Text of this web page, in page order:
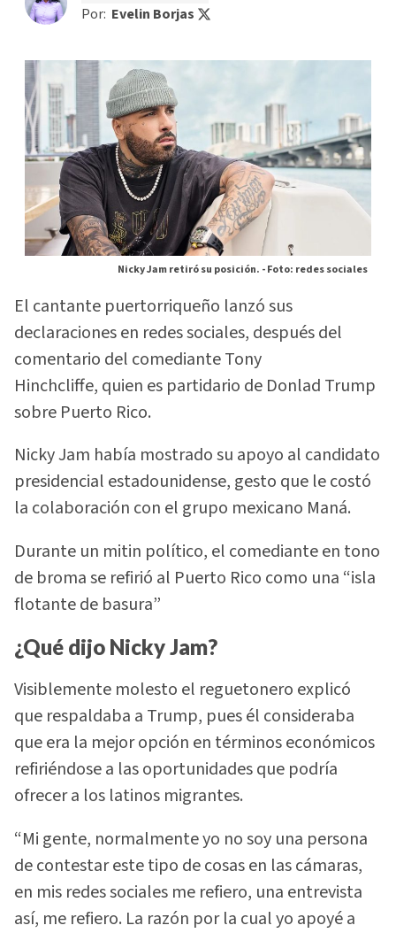
Por: Evelin Borjas
Nicky Jam retiró su posición. -Foto: redes sociales
El cantante puertorriqueño lanzó sus
declaraciones en redes sociales, después del
comentario del comediante Tony
Hinchcliffe, quien es partidario de Donlad Trump
sobre Puerto Rico.
Nicky Jam había mostrado su apoyo al candidato
presidencial estadounidense, gesto que le costó
la colaboración con el grupo mexicano Maná.
Durante un mitin político, el comediante en tono
de broma se refirió al Puerto Rico como una “isla
flotante de basura”
¿Qué dijo Nicky Jam?
Visiblemente molesto el reguetonero explicó
que respaldaba a Trump, pues él consideraba
que era la mejor opción en términos económicos
refiriéndose a las oportunidades que podría
ofrecer a los latinos migrantes.
“Mi gente, normalmente yo no soy una persona
de contestar este tipo de cosas en las cámaras,
en mis redes sociales me refiero, una entrevista
así, me refiero. La razón por la cual yo apoyé a